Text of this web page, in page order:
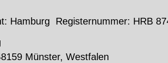
Hamburg Registernummer: HRB
Münster, Westfalen